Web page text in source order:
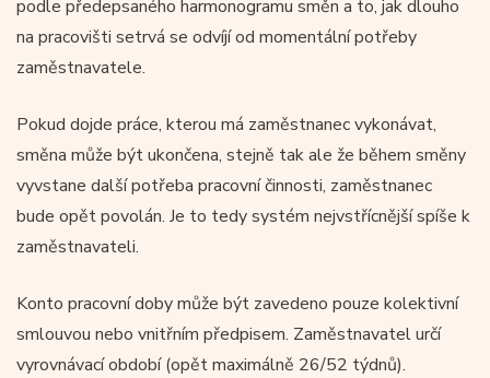
podle předepsaného harmonogramu směn a to, jak dlouho
na pracovišti setrvá se odvíjí od momentální potřeby
zaměstnavatele.
Pokud dojde práce, kterou má zaměstnanec vykonávat,
směna může být ukončena, stejně tak ale že během směny
vyvstane další potřeba pracovní činnosti, zaměstnanec
bude opět povolán. Je to tedy systém nejvstřícnější spíše k
zaměstnavateli.
Konto pracovní doby může být zavedeno pouze kolektivní
smlouvou nebo vnitřním předpisem. Zaměstnavatel určí
vyrovnávací období (opět maximálně 26/52 týdnů).